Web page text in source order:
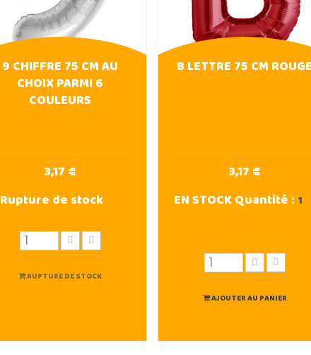
9 CHIFFRE 75 CM AU
CHOIX PARMI 6
COULEURS
3,17 €
Rupture de stock
RUPTURE DE STOCK
B LETTRE 75 CM ROUGE
3,17 €
EN STOCKQuantité : 1
AJOUTER AU PANIER